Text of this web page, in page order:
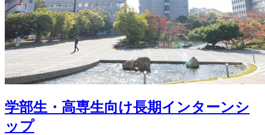
学部生・高専生向け長期インターンシ
ップ